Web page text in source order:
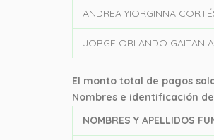
ANDREA YIORGINNA
JORGE ORLANDO GAITAN
El monto total de pagos
Nombres e identificación
NOMBRES Y APELLIDOS